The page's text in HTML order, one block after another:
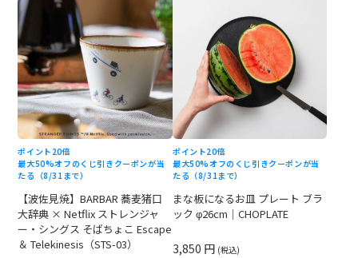
ポイント20倍
最大50%オフのくじ引きクーポンが当
たる（8/31まで）
【波佐見焼】BARBAR 蕎麦猪口
大辞典 × Netflix ストレンジャ
ー・シングス そばちょこ Escape
＆ Telekinesis（STS-03）
ポイント20倍
最大50%オフのくじ引きクーポンが当
たる（8/31まで）
まな板になるお皿 プレート ブラ
ック φ26cm｜CHOPLATE
3,850 円 (税込)